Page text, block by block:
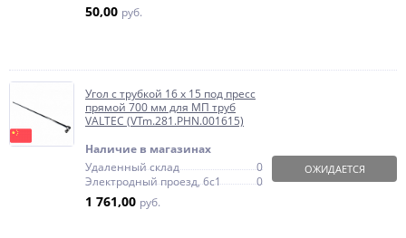
50,00 руб.
Угол с трубкой 16 x 15 под пресс
прямой 700 мм для МП труб
VALTEC (VTm.281.PHN.001615)
Наличие в магазинах
Удаленный склад
0
Электродный проезд, 6с1
0
1 761,00 руб.
ОЖИДАЕТСЯ